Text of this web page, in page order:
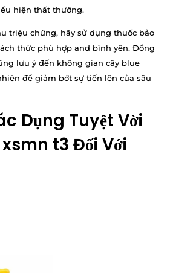
hiện thất thường.
triệu chứng, hãy sử dụng thuốc bảo
thức phù hợp and bình yên. Đồng
lưu ý đến không gian cây blue
để giảm bớt sự tiến lên của sâu
Dụng Tuyệt Vời
t3 Đối Với